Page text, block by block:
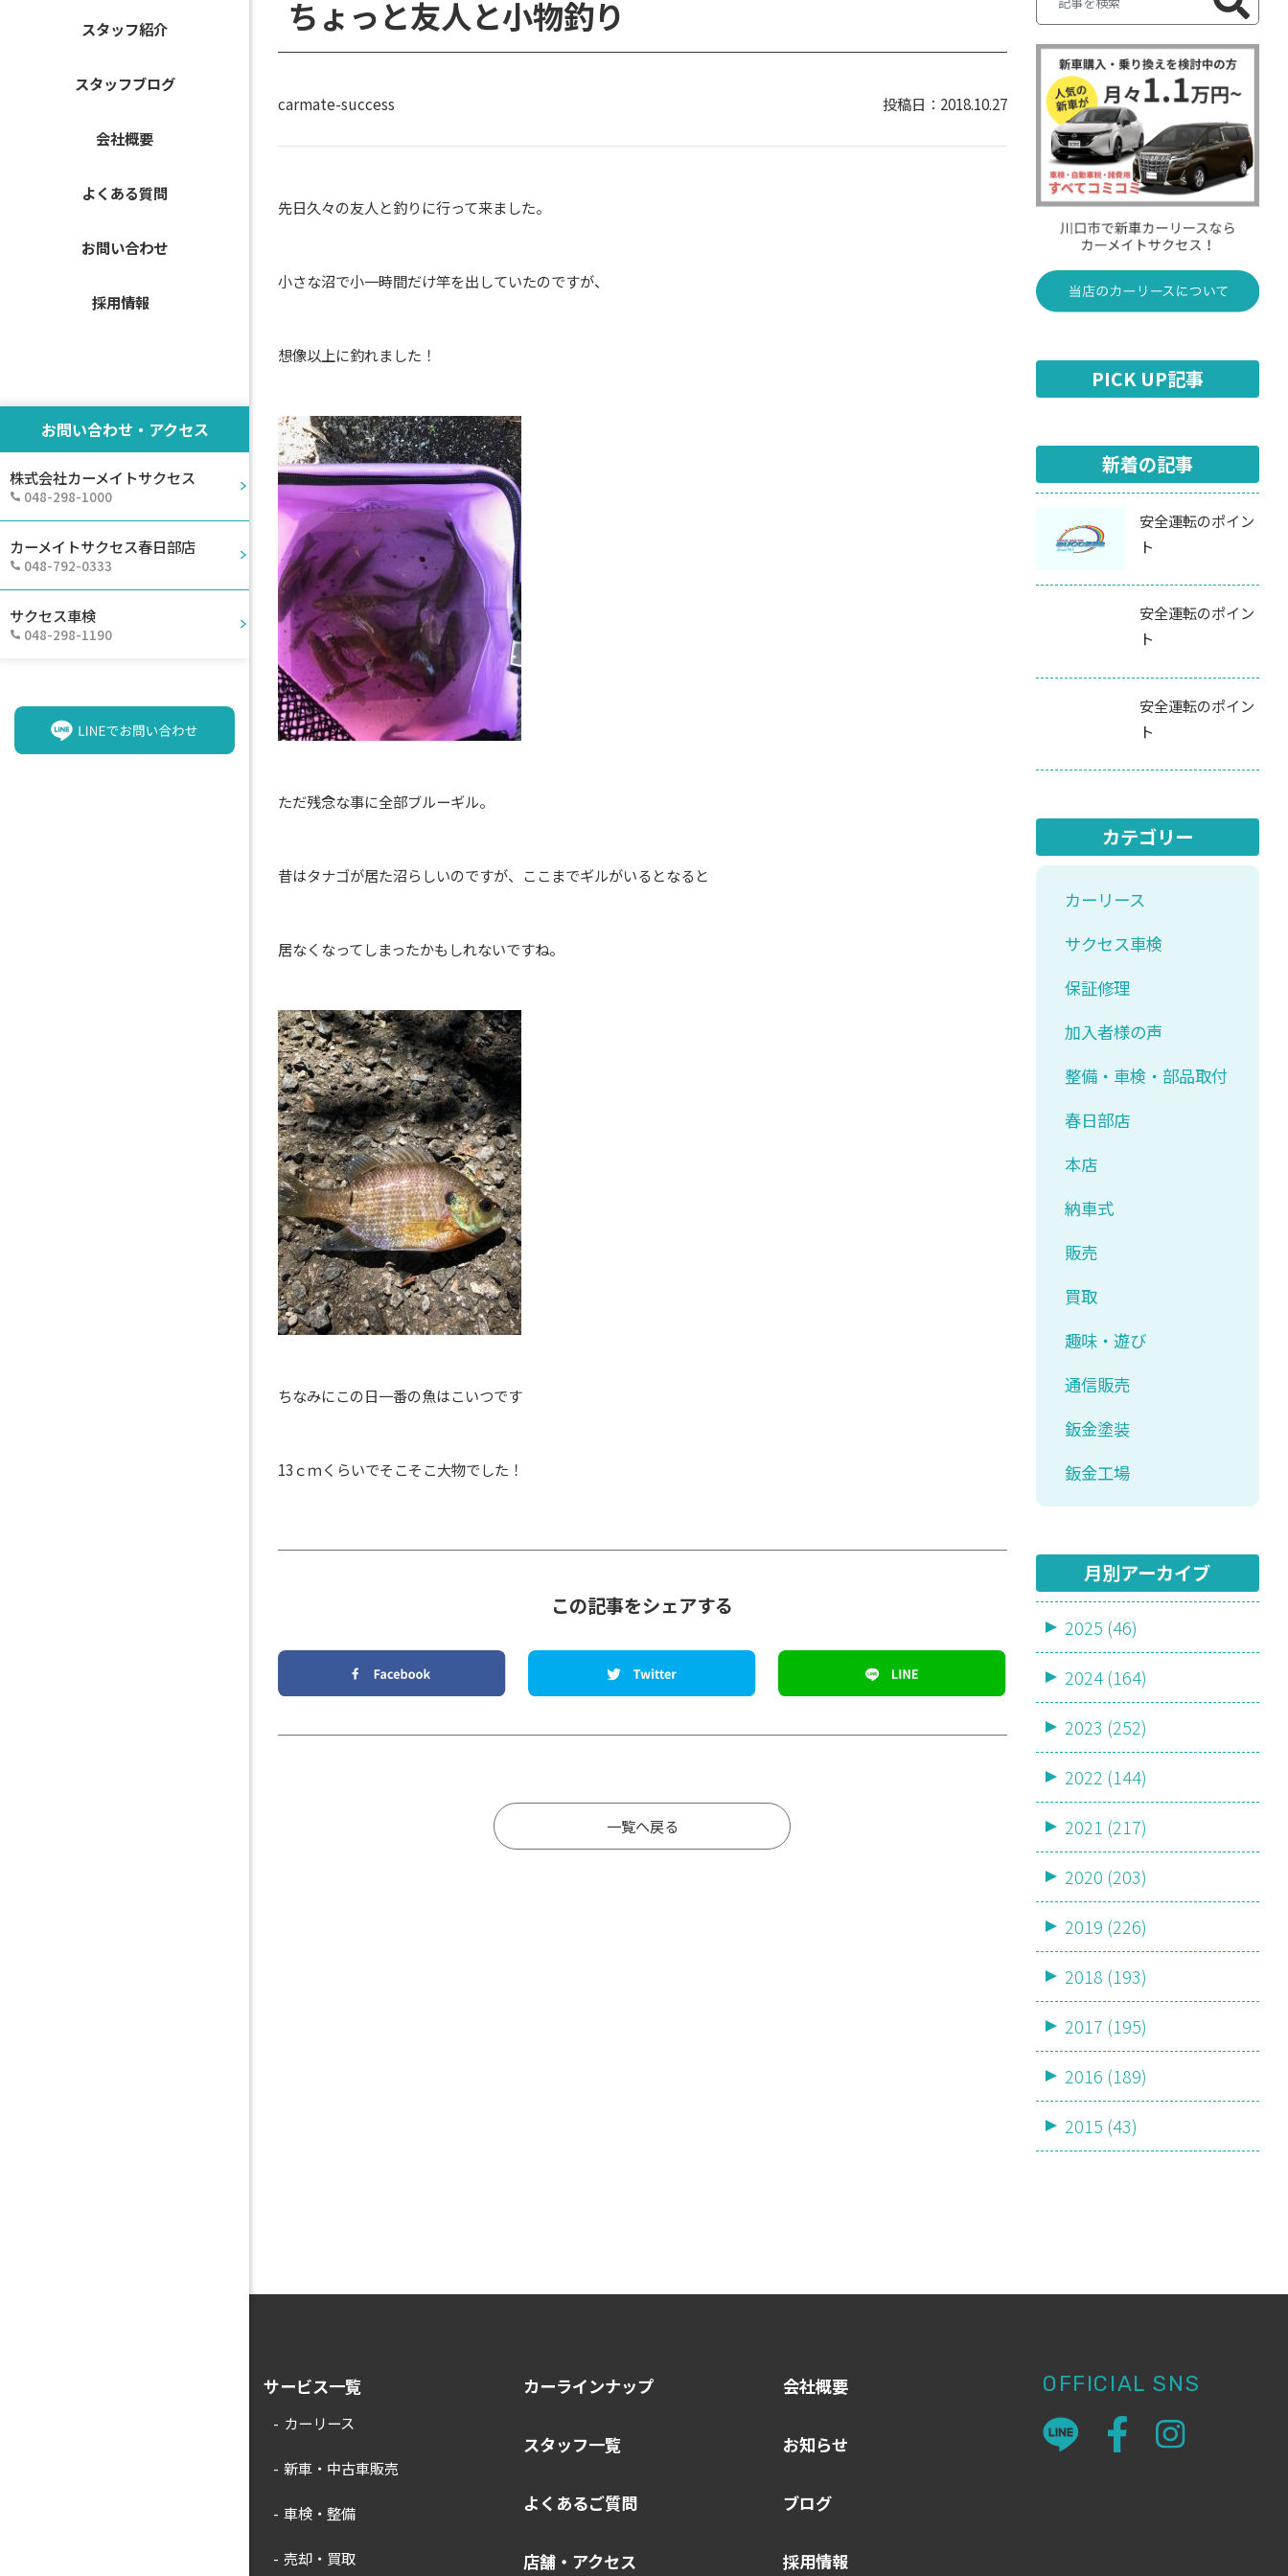
スタッフ紹介
スタッフブログ
会社概要
よくある質問
お問い合わせ
採用情報
お問い合わせ・アクセス
株式会社カーメイトサクセス
048-298-1000
カーメイトサクセス春日部店
048-792-0333
サクセス車検
048-298-1190
ちょっと友人と小物釣り
carmate-success 2018.10.27
先日久々の友人と釣りに行って来ました。
小さな沼で小一時間だけ竿を出していたのですが、
想像以上に釣れました！
ただ残念な事に全部ブルーギル。
昔はタナゴが居た沼らしいのですが、ここまでギルがいるとなると
居なくなってしまったかもしれないですね。
ちなみにこの日一番の魚はこいつです
13ｃｍくらいでそこそこ大物でした！
この記事をシェアする
一覧へ戻る
PICK UP記事
新着の記事
安全運転のポイン
ト
安全運転のポイン
ト
安全運転のポイン
ト
カテゴリー
カーリース
サクセス車検
保証修理
加入者様の声
整備・車検・部品取付
春日部店
本店
納車式
販売
買取
趣味・遊び
通信販売
鈑金塗装
鈑金工場
月別アーカイブ
2025 (46)
2024 (164)
2023 (252)
2022 (144)
2021 (217)
2020 (203)
2019 (226)
2018 (193)
2017 (195)
2016 (189)
2015 (43)
サービス一覧
カーリース
新車・中古車販売
車検・整備
売却・買取
カーラインナップ
スタッフ一覧
よくあるご質問
店舗・アクセス
会社概要
お知らせ
ブログ
採用情報
OFFICIAL SNS